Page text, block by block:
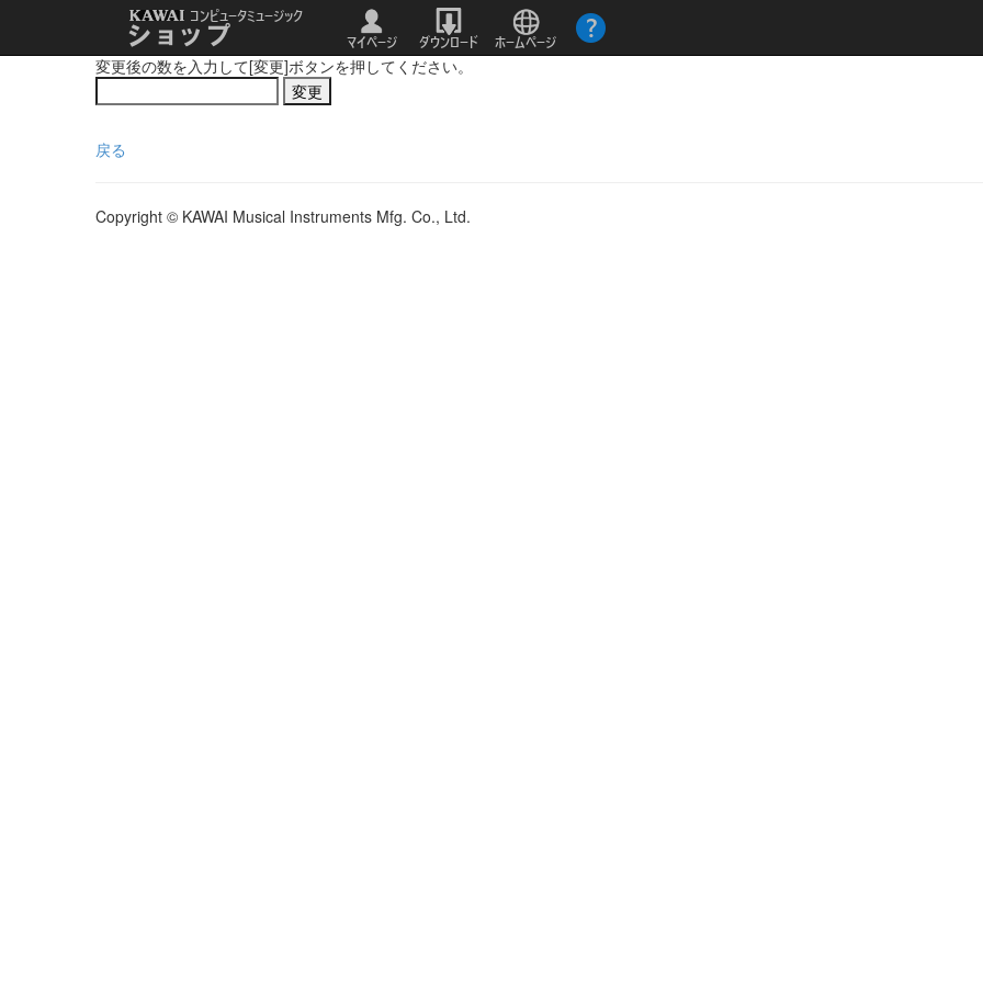
変更後の数を入力して[変更]ボタンを押してください。
戻る
Copyright © KAWAI Musical Instruments Mfg. Co., Ltd.